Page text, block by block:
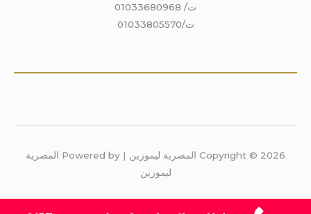
ت/ 01033680968
ت/01033805570
Copyright © 2026 المصرية ليموزين | Powered by المصرية
ليموزين